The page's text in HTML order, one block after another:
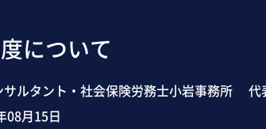
について
サルタント・社会保険労務士小岩事務所
08月15日